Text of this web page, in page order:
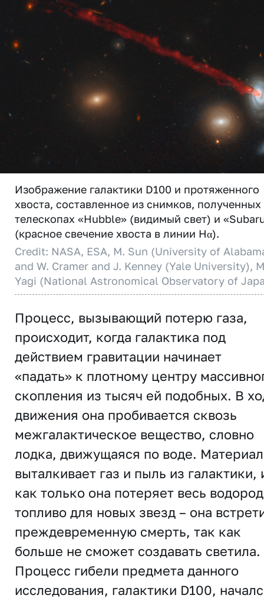
Изображение галактики D100 и протяженного
хвоста, составленное из снимков, полученных
телескопах «Hubble» (видимый свет) и
(красное свечение хвоста в линии Hα).
Credit: NASA, ESA, M. Sun (University of
and W. Cramer and J. Kenney (Yale University),
Yagi (National Astronomical Observatory of
Процесс, вызывающий потерю газа,
происходит, когда галактика под
действием гравитации начинает
«падать» к плотному центру
скопления из тысяч ей подобных. В
движения она пробивается сквозь
межгалактическое вещество, словно
лодка, движущаяся по воде. Материал
выталкивает газ и пыль из галактики,
как только она потеряет весь
топливо для новых звезд – она
преждевременную смерть, так как
больше не сможет создавать светила.
Процесс гибели предмета данного
исследования, галактики D100,